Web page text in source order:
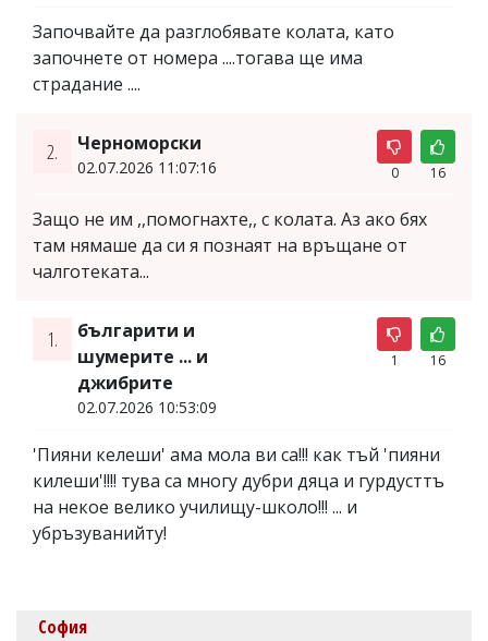
Започвайте да разглобявате колата, като
започнете от номера ....тогава ще има
страдание ....
2. Черноморски
02.07.2026 11:07:16 0 16
Защо не им ,,помогнахте,, с колата. Аз ако бях
там нямаше да си я познаят на връщане от
чалготеката...
1.
българити и
шумерите ... и
джибрите
02.07.2026 10:53:09
1 16
'Пияни келеши' ама мола ви са!!! как тъй 'пияни
килеши'!!!! тува са многу дубри дяца и гурдусттъ
на некое велико училищу-школо!!! ... и
убръзуванийту!
София